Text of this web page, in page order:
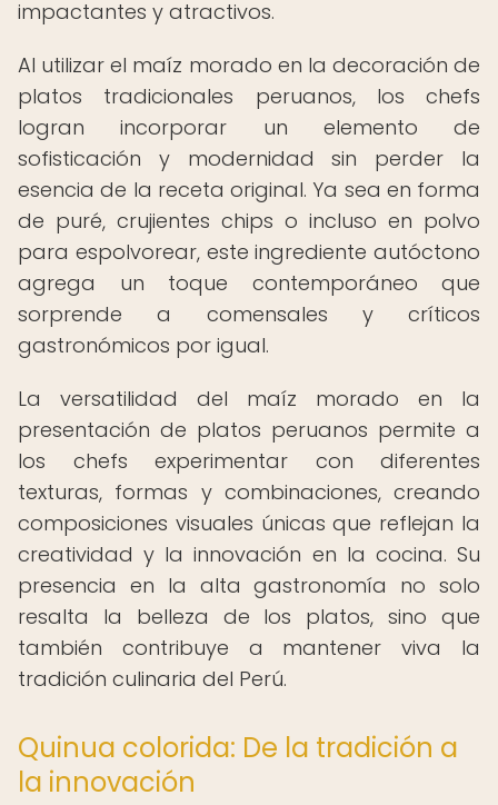
impactantes y atractivos.
Al utilizar el maíz morado en la decoración de
platos tradicionales peruanos, los chefs
logran incorporar un elemento de
sofisticación y modernidad sin perder la
esencia de la receta original. Ya sea en forma
de puré, crujientes chips o incluso en polvo
para espolvorear, este ingrediente autóctono
agrega un toque contemporáneo que
sorprende a comensales y críticos
gastronómicos por igual.
La versatilidad del maíz morado en la
presentación de platos peruanos permite a
los chefs experimentar con diferentes
texturas, formas y combinaciones, creando
composiciones visuales únicas que reflejan la
creatividad y la innovación en la cocina. Su
presencia en la alta gastronomía no solo
resalta la belleza de los platos, sino que
también contribuye a mantener viva la
tradición culinaria del Perú.
Quinua colorida: De la tradición a
la innovación